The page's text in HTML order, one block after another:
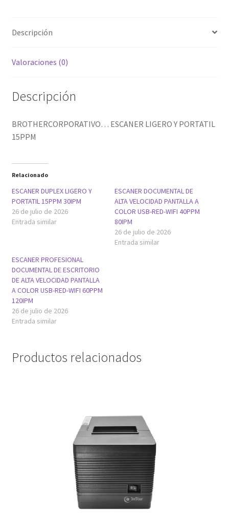
Descripción
Valoraciones (0)
Descripción
BROTHERCORPORATIVO… ESCANER LIGERO Y PORTATIL
15PPM
Relacionado
ESCANER DUPLEX LIGERO Y
PORTATIL 15PPM 30IPM
26 de julio de 2026
Entrada similar
ESCANER DOCUMENTAL DE
ALTA VELOCIDAD PANTALLA A
COLOR USB-RED-WIFI 40PPM
80IPM
26 de julio de 2026
Entrada similar
ESCANER PROFESIONAL
DOCUMENTAL DE ESCRITORIO
DE ALTA VELOCIDAD PANTALLA
A COLOR USB-RED-WIFI 60PPM
120IPM
26 de julio de 2026
Entrada similar
Productos relacionados